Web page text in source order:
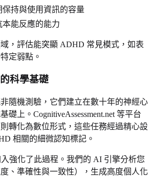
保持與使用資訊的容量
本能反應的能力
，評估能突顯 ADHD 常見模式，如表
定弱點。
科學基礎
隨機測驗，它們建立在數十年的神經心
礎上。CognitiveAssessment.net 等平台
轉化為數位形式，這些任務經過精心設
相關的細微認知標記。
強化了此過程。我們的 AI 引擎分析您
、準確性與一致性），生成高度個人化